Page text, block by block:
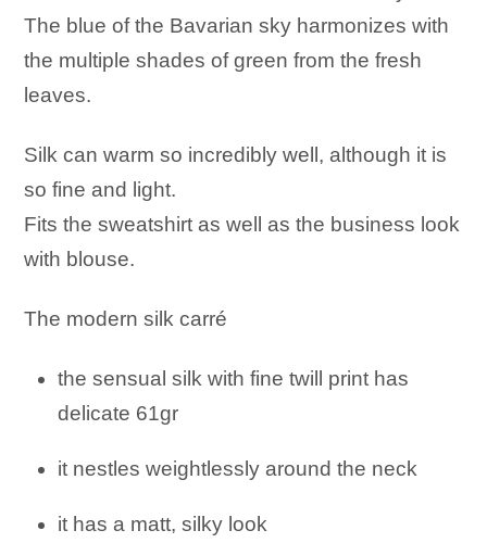
The blue of the Bavarian sky harmonizes with
the multiple shades of green from the fresh
leaves.
Silk can warm so incredibly well, although it is
so fine and light.
Fits the sweatshirt as well as the business look
with blouse.
The modern silk carré
the sensual silk with fine twill print has
delicate 61gr
it nestles weightlessly around the neck
it has a matt, silky look